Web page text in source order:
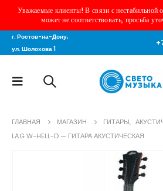
Уважаемые клиенты! В связи с нестабильной
может не соответствовать, просьба
г. Ростов-на-Дону,
ул. Шолохова 1
ГЛАВНАЯ МАГАЗИН ГИТАРЫ,
LAG W-HELL-D — ГИТАРА АКУСТИЧЕСКАЯ